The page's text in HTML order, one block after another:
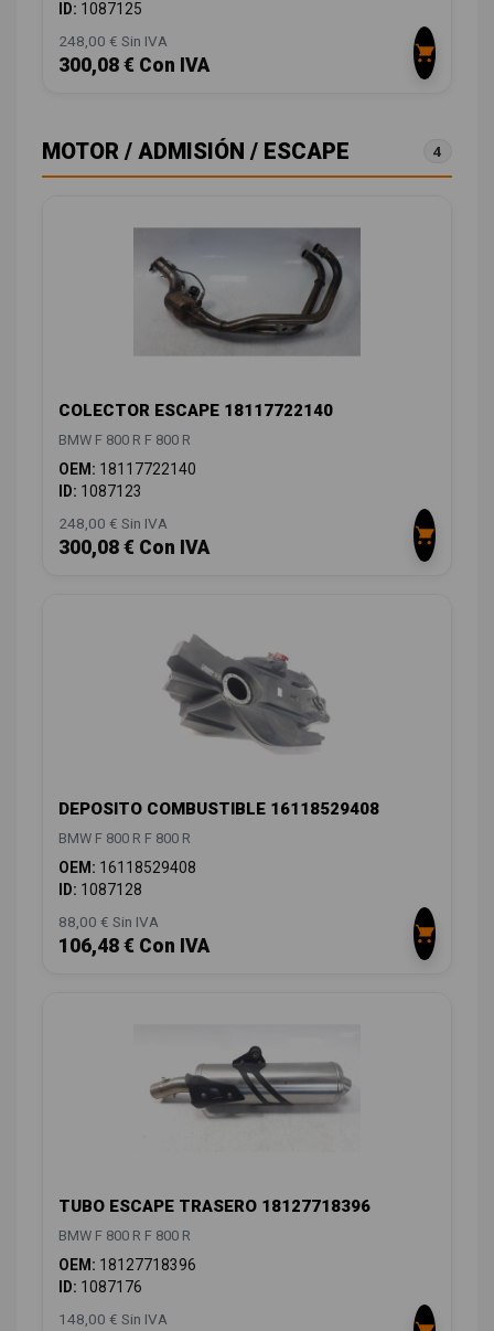
ID: 1087125
248,00 € Sin IVA
300,08 € Con IVA
MOTOR / ADMISIÓN / ESCAPE 4
COLECTOR ESCAPE 18117722140
BMW F 800 R F 800 R
OEM: 18117722140
ID: 1087123
248,00 € Sin IVA
300,08 € Con IVA
DEPOSITO COMBUSTIBLE 16118529408
BMW F 800 R F 800 R
OEM: 16118529408
ID: 1087128
88,00 € Sin IVA
106,48 € Con IVA
TUBO ESCAPE TRASERO 18127718396
BMW F 800 R F 800 R
OEM: 18127718396
ID: 1087176
148,00 € Sin IVA